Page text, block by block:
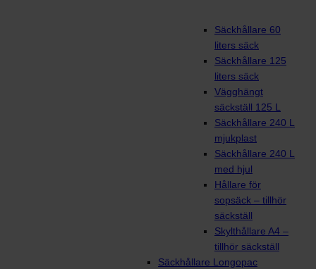
Säckhållare 60
liters säck
Säckhållare 125
liters säck
Vägghängt
säckställ 125 L
Säckhållare 240 L
mjukplast
Säckhållare 240 L
med hjul
Hållare för
sopsäck – tillhör
säckställ
Skylthållare A4 –
tillhör säckställ
Säckhållare Longopac